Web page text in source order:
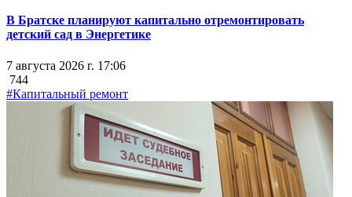
В Братске планируют капитально отремонтировать
детский сад в Энергетике
7 августа 2026 г. 17:06
744
#Капитальный ремонт